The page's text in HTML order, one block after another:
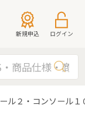
新規申込 ログイン
ル２・コンソール１